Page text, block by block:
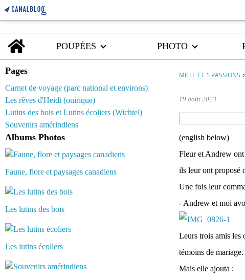
Home
POUPÉES
PHOTO
Pages
Carnet de voyage (parc national et environs)
Les rêves d'Heidi (onirique)
Lutins des bois et Lutins écoliers (Wichtel)
Souvenirs amérindiens
Albums Photos
Faune, flore et paysages canadiens
Les lutins des bois
Les lutins écoliers
MILLE ET 1 PASSIONS
19 août 2023
(english below)
Fleur et Andrew ont
ils leur ont proposé
Une fois leur
- Andrew et moi
Leurs trois amis les
témoins de mariage.
Mais elle ajouta :